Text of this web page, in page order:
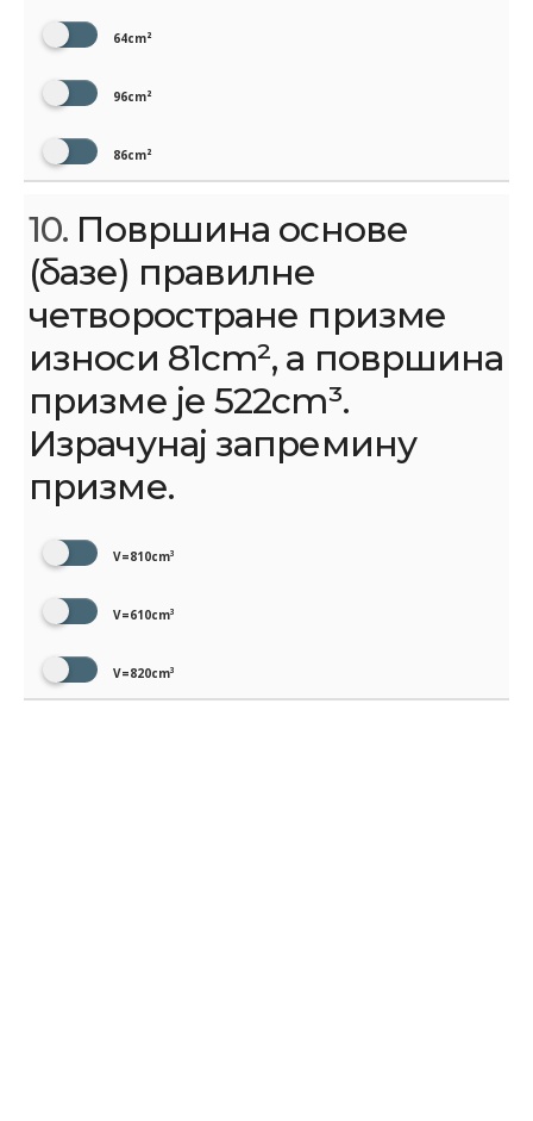
64cm²
96cm²
86cm²
10. Површина основе
(базе) правилне
четворостране призме
износи 81cm², а површина
призме је 522cm³.
Израчунај запремину
призме.
V=810cm³
V=610cm³
V=820cm³